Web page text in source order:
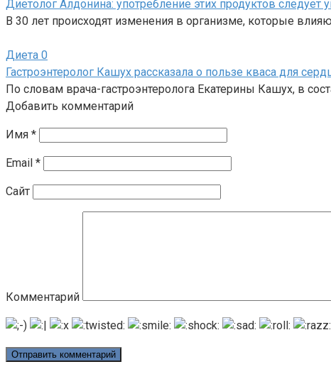
Диетолог Алдонина: употребление этих продуктов следует
В 30 лет происходят изменения в организме, которые
Диета 0
Гастроэнтеролог Кашух рассказала о пользе кваса для
По словам врача-гастроэнтеролога Екатерины Кашух, в
Добавить комментарий
Имя *
Email *
Сайт
Комментарий